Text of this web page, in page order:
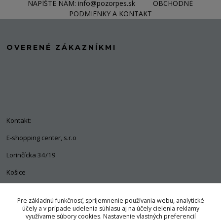
NAPÍŠTE NÁM: info@pozorpes.sk
OBCHODNÉ
PODMIENKY A KONTAKT
OVERENÉ ZÁKAZNÍKMI
Kontakt:
E-shopping center, s.r.o
Lorinčícka 34/19
Košice
+421 903 563 637
Pre základnú funkčnosť, spríjemnenie používania webu, analytické
účely a v prípade udelenia súhlasu aj na účely cielenia reklamy
využívame súbory cookies. Nastavenie vlastných preferencií